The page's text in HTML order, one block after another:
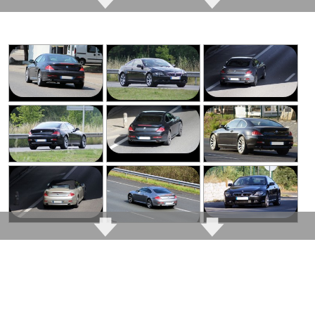
Certaines jantes
proposées par BMW
d'un goût douteux
Il lui faut de grosses
jantes pour être bien
proportionnée sachant
que 17 pouces ça reste
léger pour elle ... Les
passages de roues
peuvent recevoir de
très gros diamètres
Prix devenu accessible
sans tendeur, une grosse erreur, très difficile a
remplacé et s'abime lors du montage si on utilise
l'outil préconisé
Capteur pression d'huile qui se met a fuir par
l'intérieur.
Joint de queue de soupapes qui s'ovalisent avec le
temps , necessitant une très grosse opération très
onéreuse pour remplacement.
Multimédia CCC qui dysfonctionne, panne
extrêmement courante il existe des réparateurs